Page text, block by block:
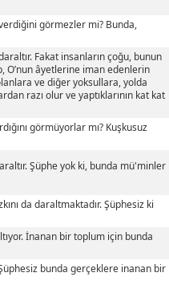
görmezler mi? Bunda,
Fakat insanların çoğu, bunun
O’nun âyetlerine iman edenlerin
ve diğer yoksullara, yolda
razı olur ve yaptıklarının kat kat
görmüyorlar mı? Kuşkusuz
Şüphe yok ki, bunda mü'minler
da daraltmaktadır. Şüphesiz ki
İnanan bir toplum için bunda
bunda gerçeklere inanan bir